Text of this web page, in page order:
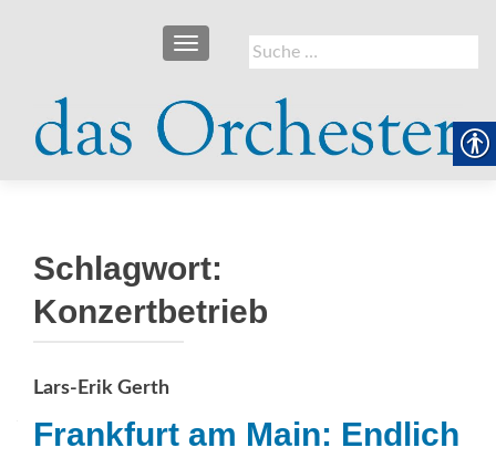
Suche
nach:
SCHALTE NAVIGATION
Schlagwort:
Konzertbetrieb
Lars-Erik Gerth
Frankfurt am Main: Endlich